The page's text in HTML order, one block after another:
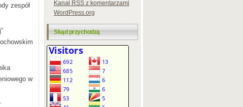
zespół
w
KanałRSSz komentarzami
WordPress.org
Skąd przychodzą